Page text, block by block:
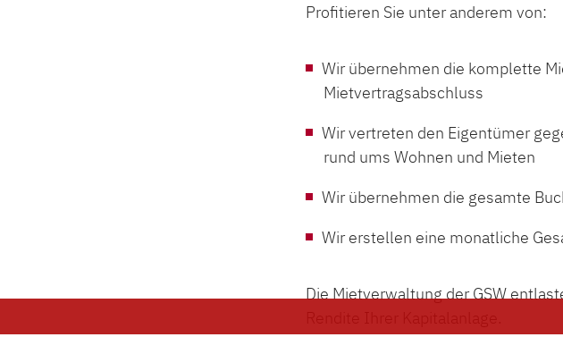
Profitieren Sie unter anderem von:
Wir übernehmen die komplette
Mietvertragsabschluss
Wir vertreten den Eigentümer
rund ums Wohnen und Mieten
Wir übernehmen die gesamte
Wir erstellen eine monatliche
Die Mietverwaltung der GSW